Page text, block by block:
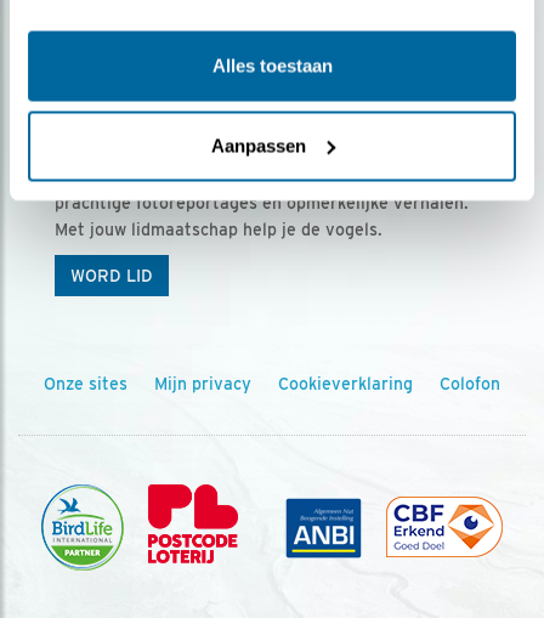
Alles toestaan
Aanpassen
Ontvang 5 x Vogels voor € 36,00 per jaar
Vogels is het tijdschrift voor onze leden, met
prachtige fotoreportages en opmerkelijke verhalen.
Met jouw lidmaatschap help je de vogels.
WORD LID
Onze sites Mijn privacy Cookieverklaring Colofon